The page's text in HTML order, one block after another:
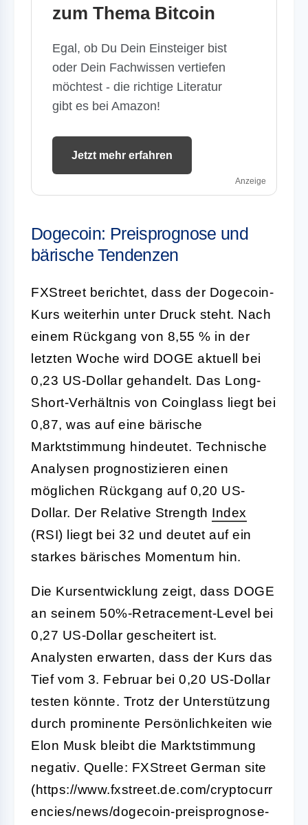
zum Thema Bitcoin
Egal, ob Du Dein Einsteiger bist
oder Dein Fachwissen vertiefen
möchtest - die richtige Literatur
gibt es bei Amazon!
Jetzt mehr erfahren
Anzeige
Dogecoin: Preisprognose und
bärische Tendenzen
FXStreet berichtet, dass der Dogecoin-
Kurs weiterhin unter Druck steht. Nach
einem Rückgang von 8,55 % in der
letzten Woche wird DOGE aktuell bei
0,23 US-Dollar gehandelt. Das Long-
Short-Verhältnis von Coinglass liegt bei
0,87, was auf eine bärische
Marktstimmung hindeutet. Technische
Analysen prognostizieren einen
möglichen Rückgang auf 0,20 US-
Dollar. Der Relative Strength Index
(RSI) liegt bei 32 und deutet auf ein
starkes bärisches Momentum hin.
Die Kursentwicklung zeigt, dass DOGE
an seinem 50%-Retracement-Level bei
0,27 US-Dollar gescheitert ist.
Analysten erwarten, dass der Kurs das
Tief vom 3. Februar bei 0,20 US-Dollar
testen könnte. Trotz der Unterstützung
durch prominente Persönlichkeiten wie
Elon Musk bleibt die Marktstimmung
negativ. Quelle: FXStreet German site
(https://www.fxstreet.de.com/cryptocurr
encies/news/dogecoin-preisprognose-